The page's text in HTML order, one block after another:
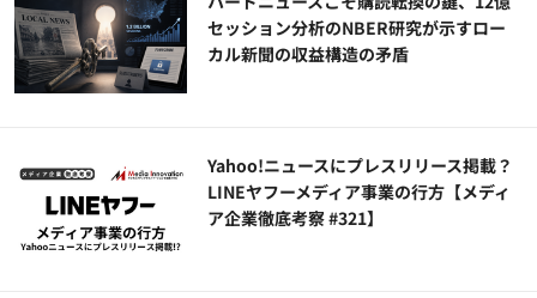
セッション分析のNBER研究が示すロー
カル新聞の収益構造の矛盾
Yahoo!ニュースにプレスリリース掲載？
LINEヤフーメディア事業の行方【メディ
ア企業徹底考察 #321】